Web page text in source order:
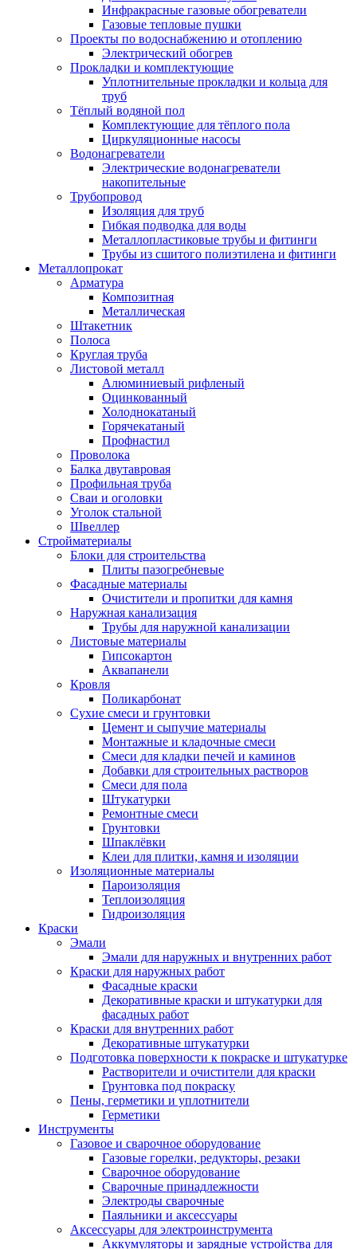
Инфракрасные газовые обогреватели
Газовые тепловые пушки
Проекты по водоснабжению и отоплению
Электрический обогрев
Прокладки и комплектующие
Уплотнительные прокладки и кольца для
труб
Тёплый водяной пол
Комплектующие для тёплого пола
Циркуляционные насосы
Водонагреватели
Электрические водонагреватели
накопительные
Трубопровод
Изоляция для труб
Гибкая подводка для воды
Металлопластиковые трубы и фитинги
Трубы из сшитого полиэтилена и фитинги
Металлопрокат
Арматура
Композитная
Металлическая
Штакетник
Полоса
Круглая труба
Листовой металл
Алюминиевый рифленый
Оцинкованный
Холоднокатаный
Горячекатаный
Профнастил
Проволока
Балка двутавровая
Профильная труба
Сваи и оголовки
Уголок стальной
Швеллер
Стройматериалы
Блоки для строительства
Плиты пазогребневые
Фасадные материалы
Очистители и пропитки для камня
Наружная канализация
Трубы для наружной канализации
Листовые материалы
Гипсокартон
Аквапанели
Кровля
Поликарбонат
Сухие смеси и грунтовки
Цемент и сыпучие материалы
Монтажные и кладочные смеси
Смеси для кладки печей и каминов
Добавки для строительных растворов
Смеси для пола
Штукатурки
Ремонтные смеси
Грунтовки
Шпаклёвки
Клеи для плитки, камня и изоляции
Изоляционные материалы
Пароизоляция
Теплоизоляция
Гидроизоляция
Краски
Эмали
Эмали для наружных и внутренних работ
Краски для наружных работ
Фасадные краски
Декоративные краски и штукатурки для
фасадных работ
Краски для внутренних работ
Декоративные штукатурки
Подготовка поверхности к покраске и штукатурке
Растворители и очистители для краски
Грунтовка под покраску
Пены, герметики и уплотнители
Герметики
Инструменты
Газовое и сварочное оборудование
Газовые горелки, редукторы, резаки
Сварочное оборудование
Сварочные принадлежности
Электроды сварочные
Паяльники и аксессуары
Аксессуары для электроинструмента
Аккумуляторы и зарядные устройства для